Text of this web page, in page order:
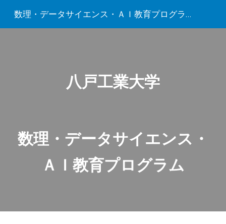
Skip to main content Skip to navigation
数理・データサイエンス・ＡＩ教育プログラム
八戸工業大学
数理・データサイエンス・
ＡＩ教育プログラム